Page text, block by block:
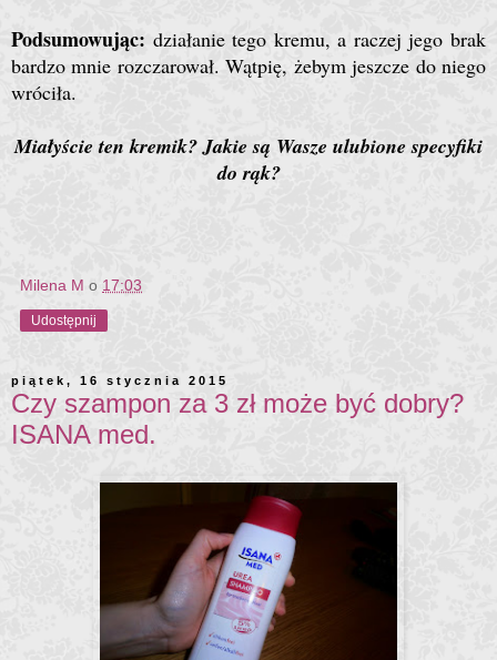
Podsumowując: działanie tego kremu, a raczej jego brak
bardzo mnie rozczarował. Wątpię, żebym jeszcze do niego
wróciła.
Miałyście ten kremik? Jakie są Wasze ulubione specyfiki
do rąk?
Milena M o 17:03
Udostępnij
piątek, 16 stycznia 2015
Czy szampon za 3 zł może być dobry?
ISANA med.